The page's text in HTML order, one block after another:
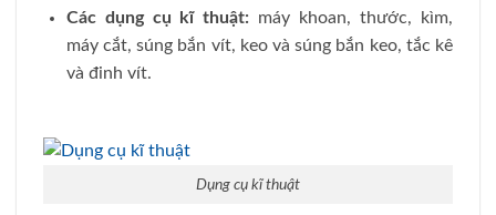
Các dụng cụ kĩ thuật: máy khoan, thước, kìm,
máy cắt, súng bắn vít, keo và súng bắn keo, tắc kê
và đinh vít.
Dụng cụ kĩ thuật